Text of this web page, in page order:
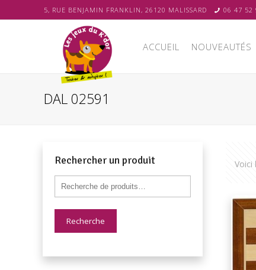
5, RUE BENJAMIN FRANKLIN, 26120 MALISSARD 06 47 52
ACCUEIL NOUVEAUTÉS
DAL 02591
Voici
Rechercher un produit
Recherche